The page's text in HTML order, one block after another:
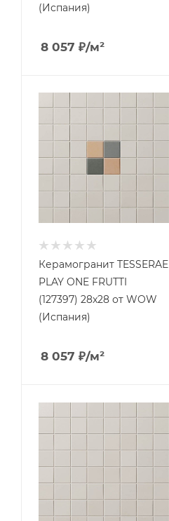
(Испания)
8 057 ₽/м²
Керамогранит TESSERAE
PLAY ONE FRUTTI
(127397) 28x28 от WOW
(Испания)
8 057 ₽/м²